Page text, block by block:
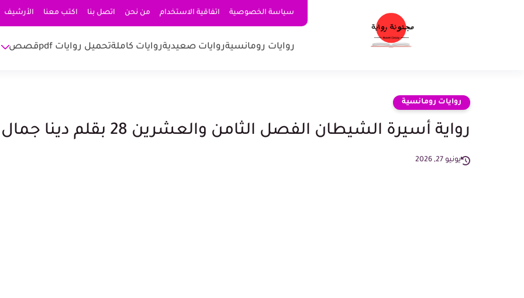
سياسة الخصوصية اتفاقية الاستخدام من نحن اتصل بنا اكتب معنا الأرشيف
روايات رومانسيةروايات صعيديةروايات كاملةتحميل روايات pdf قصص
روايات رومانسية
رواية أسيرة الشيطان الفصل الثامن والعشرين 28 بقلم دينا جمال
يونيو 27, 2026